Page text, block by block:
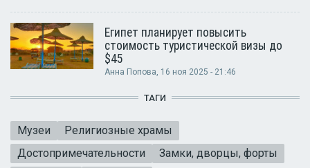
Египет планирует повысить
стоимость туристической визы до
$45
Анна Попова , 16 ноя 2025 - 21:46
ТАГИ
Музеи
Религиозные храмы
Достопримечательности
Замки, дворцы, форты